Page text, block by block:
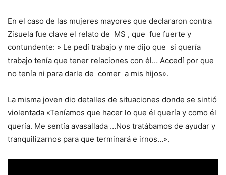
En el caso de las mujeres mayores que declararon contra
Zisuela fue clave el relato de MS , que fue fuerte y
contundente: » Le pedí trabajo y me dijo que si quería
trabajo tenía que tener relaciones con él… Accedí por que
no tenía ni para darle de comer a mis hijos».
La misma joven dio detalles de situaciones donde se sintió
violentada «Teníamos que hacer lo que él quería y como él
quería. Me sentía avasallada …Nos tratábamos de ayudar y
tranquilizarnos para que terminará e irnos…».